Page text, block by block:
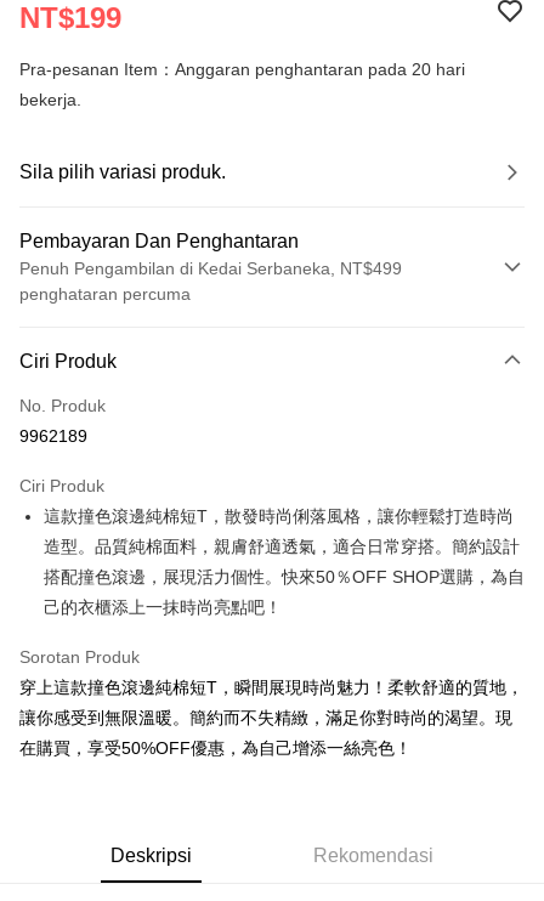
NT$199
Pra-pesanan Item：Anggaran penghantaran pada 20 hari
bekerja.
Sila pilih variasi produk.
Pembayaran Dan Penghantaran
Penuh Pengambilan di Kedai Serbaneka, NT$499
penghataran percuma
Kad Kredit (Bayaran Penuh)
Pengambilan di Kedai Serbaneka
Apple Pay
JKOPAY
Easy Wallet
Plus PAY
OP Pay Later
Deskripsi
pengguna Taiwan Mobile tanpa memerlukan permohonan tambahan.
Pertama, Mengenai Perkhidmatan AFTEE Beli Sekarang Bayar Kemudian
1. Dengan memilih AFTEE sebagai kaedah pembayaran, mesej
Pemindahan ATM
Ciri Produk
No. Produk
9962189
Ciri Produk
這款撞色滾邊純棉短T，散發時尚俐落風格，讓你輕鬆打造時尚
造型。品質純棉面料，親膚舒適透氣，適合日常穿搭。簡約設計
搭配撞色滾邊，展現活力個性。快來50％OFF SHOP選購，為自
己的衣櫃添上一抹時尚亮點吧！
Sorotan Produk
穿上這款撞色滾邊純棉短T，瞬間展現時尚魅力！柔軟舒適的質地，
讓你感受到無限溫暖。簡約而不失精緻，滿足你對時尚的渴望。現
在購買，享受50%OFF優惠，為自己增添一絲亮色！
Deskripsi Rekomendasi